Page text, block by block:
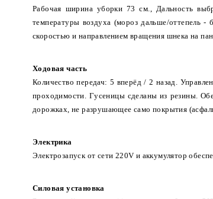
Рабочая ширина уборки 73 см., Дальность
температуры воздуха (мороз дальше/оттепель -
скоростью и направлением вращения шнека на
Ходовая часть
Количество передач: 5 вперёд / 2 назад.
проходимости. Гусеницы сделаны из резины.
дорожках, не разрушающее само покрытия
Электрика
Электрозапуск от сети 220V и аккумулятор
Силовая установка